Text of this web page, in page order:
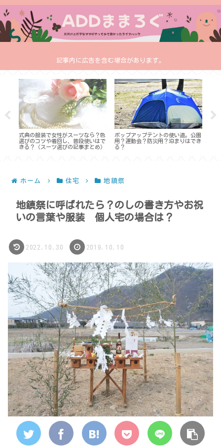
記事内に広告を含む場合があります。
式典の服装で女性がスーツなら？色
選びのコツや着回し、普段使いはで
きる？（スーツ選びの記事まとめ）
ポップアップテントの使い道。公園
用？運動会？防災用？泊まりはでき
る？
ホーム 住宅 地鎮祭
地鎮祭に呼ばれたら？のしの書き方やお祝
いの言葉や服装 個人宅の場合は？
2022.10.30 2019.10.10